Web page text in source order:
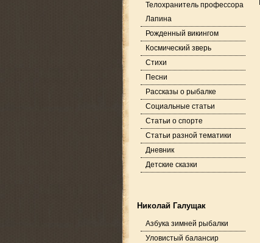
Телохранитель профессора
Лапина
Рожденный викингом
Космический зверь
Стихи
Песни
Рассказы о рыбалке
Социальные статьи
Статьи о спорте
Статьи разной тематики
Дневник
Детские сказки
Николай Галущак
Азбука зимней рыбалки
Уловистый балансир